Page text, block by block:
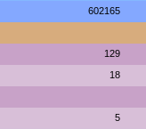
602165
129
18
5